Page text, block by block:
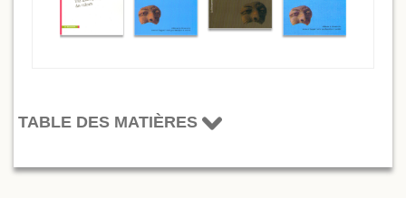
TABLE DES MATIÈRES